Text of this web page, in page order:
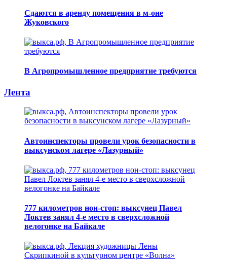
Сдаются в аренду помещения в м-оне
Жуковского
В Агропромышленное предприятие требуются
Лента
Автоинспекторы провели урок безопасности в
выксунском лагере «Лазурный»
777 километров нон-стоп: выксунец Павел
Локтев занял 4-е место в сверхсложной
велогонке на Байкале